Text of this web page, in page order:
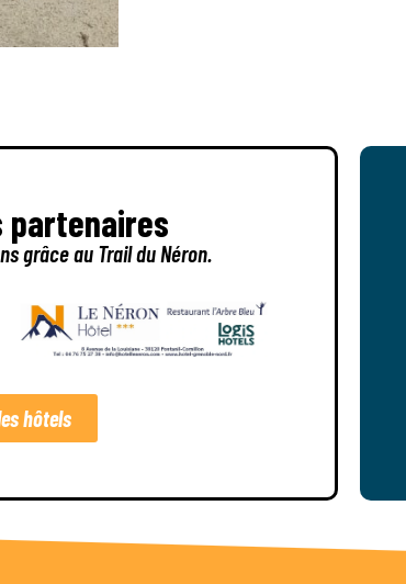
partenaires
grâce au Trail du Néron.
hôtels